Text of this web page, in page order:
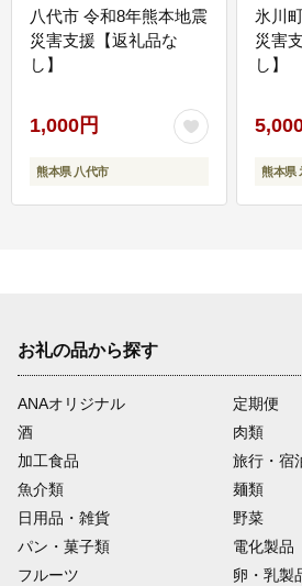
八代市 令和8年熊本地震
災害支援【返礼品な
し】
1,000円
熊本県 八代市
氷川
災害
し】
熊本県
お礼の品から探す
ANAオリジナル
定期便
酒
肉類
加工食品
旅行・宿
魚介類
麺類
日用品・雑貨
野菜
パン・菓子類
電化製品
フルーツ
卵・乳製